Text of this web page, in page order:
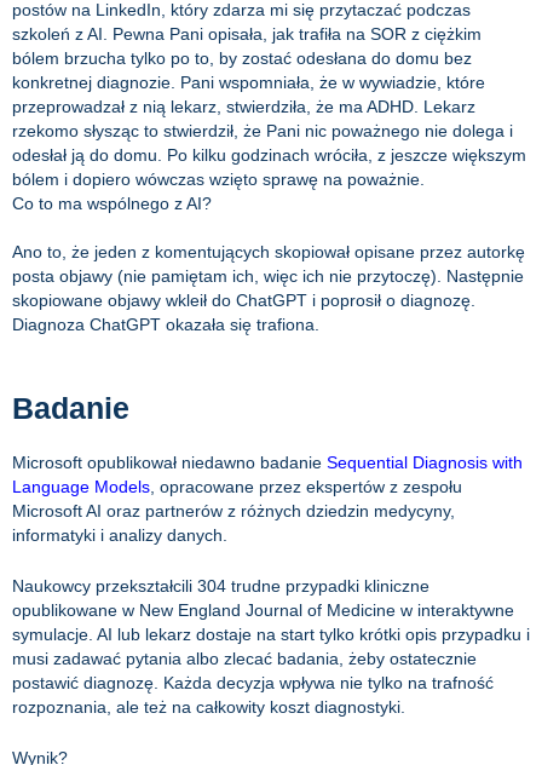
postów na LinkedIn, który zdarza mi się przytaczać podczas
szkoleń z AI. Pewna Pani opisała, jak trafiła na SOR z ciężkim
bólem brzucha tylko po to, by zostać odesłana do domu bez
konkretnej diagnozie. Pani wspomniała, że w wywiadzie, które
przeprowadzał z nią lekarz, stwierdziła, że ma ADHD. Lekarz
rzekomo słysząc to stwierdził, że Pani nic poważnego nie dolega i
odesłał ją do domu. Po kilku godzinach wróciła, z jeszcze większym
bólem i dopiero wówczas wzięto sprawę na poważnie.
Co to ma wspólnego z AI?
Ano to, że jeden z komentujących skopiował opisane przez autorkę
posta objawy (nie pamiętam ich, więc ich nie przytoczę). Następnie
skopiowane objawy wkleił do ChatGPT i poprosił o diagnozę.
Diagnoza ChatGPT okazała się trafiona.
Badanie
Microsoft opublikował niedawno badanie Sequential Diagnosis with
Language Models , opracowane przez ekspertów z zespołu
Microsoft AI oraz partnerów z różnych dziedzin medycyny,
informatyki i analizy danych.
Naukowcy przekształcili 304 trudne przypadki kliniczne
opublikowane w New England Journal of Medicine w interaktywne
symulacje. AI lub lekarz dostaje na start tylko krótki opis przypadku i
musi zadawać pytania albo zlecać badania, żeby ostatecznie
postawić diagnozę. Każda decyzja wpływa nie tylko na trafność
rozpoznania, ale też na całkowity koszt diagnostyki.
Wynik?